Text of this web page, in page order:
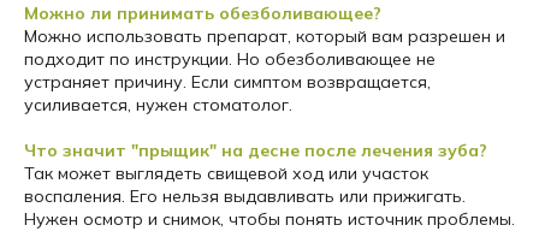
Можно ли принимать обезболивающее?
Можно использовать препарат, который вам разрешен и
подходит по инструкции. Но обезболивающее не
устраняет причину. Если симптом возвращается,
усиливается, нужен стоматолог.
Что значит "прыщик" на десне после лечения зуба?
Так может выглядеть свищевой ход или участок
воспаления. Его нельзя выдавливать или прижигать.
Нужен осмотр и снимок, чтобы понять источник проблемы.